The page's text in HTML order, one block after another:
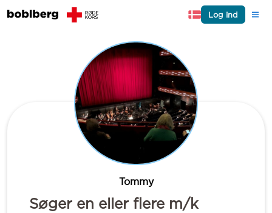
Log ind
Tommy
Søger en eller flere m/k